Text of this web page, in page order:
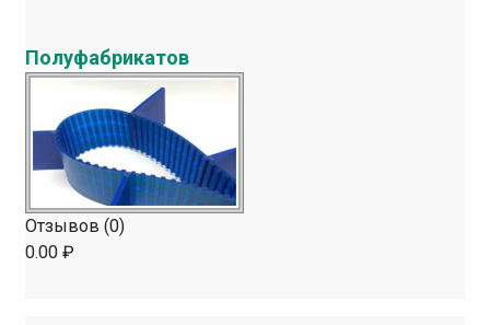
Полуфабрикатов
Отзывов (0)
0.00 ₽